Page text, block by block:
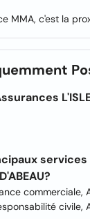
MMA, c'est la
L'ISLE
services
commerciale,
civile,